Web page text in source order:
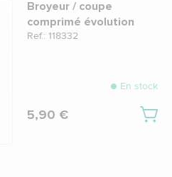
Broyeur / coupe
comprimé évolution
Ref.: 118332
En stock
5,90 €